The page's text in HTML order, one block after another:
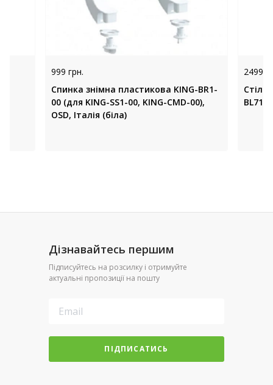
999 грн.
Спинка знімна пластикова KING-BR1-
00 (для KING-SS1-00, KING-CMD-00),
OSD, Італія (біла)
2499
Дізнавайтесь першим
Підписуйтесь на розсилку і отримуйте
актуальні пропозиції на пошту
ПІДПИСАТИСЬ